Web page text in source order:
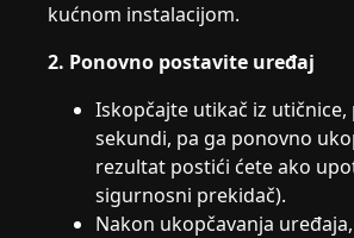
kućnom instalacijom.
2. Ponovno postavite uređaj
Iskopčajte utikač iz utičnice,
sekundi, pa ga ponovno
rezultat postići ćete ako
sigurnosni prekidač).
Nakon ukopčavanja